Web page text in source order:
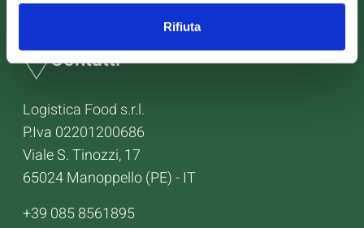
Rifiuta
Contatti
Logistica Food s.r.l.
P.Iva 02201200686
Viale S. Tinozzi, 17
65024 Manoppello (PE) - IT
+39 085 8561895